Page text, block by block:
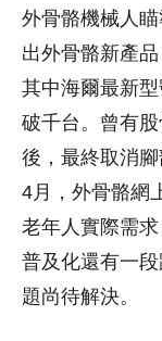
外骨骼機械人
出外骨骼新產
其中海爾最新
破千台。曾有
後，最終取消
4月，外骨骼網
老年人實際需
普及化還有一
題尚待解決。